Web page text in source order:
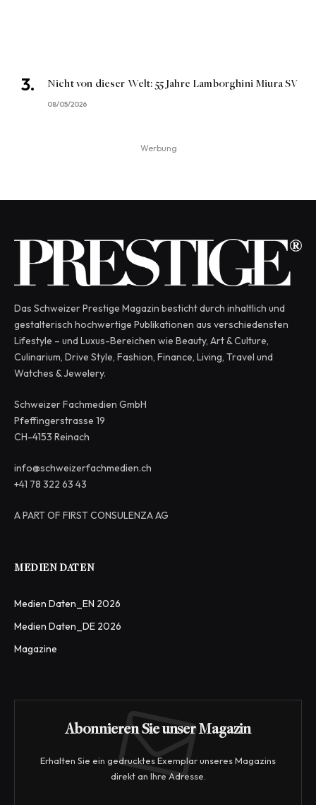
Nicht von dieser Welt: 55 Jahre Lamborghini Miura SV
08/05/2026
Werbung
Das Schweizer Prestige Magazin besticht durch inhaltlich und
gestalterisch hochwertige Publikationen aus verschiedensten
Lifestyle – und Luxus-Bereichen wie Beauty, Art & Culture,
Culinarium, Drive Style, Fashion, Finance, Living, Travel und
Watches & Jewelery.
Schweizer Fachmedien GmbH
Pfeffingerstrasse 19
CH-4153 Reinach
info@schweizerfachmedien.ch
+41 78 322 63 43
A PART OF FIRST CONSULENZA AG
MEDIEN DATEN
Medien Daten_EN 2026
Medien Daten_DE 2026
Magazine
Abonnieren Sie unser Magazin
Erhalten Sie ein gedrucktes Exemplar unseres Magazins
direkt an Ihre Adresse.